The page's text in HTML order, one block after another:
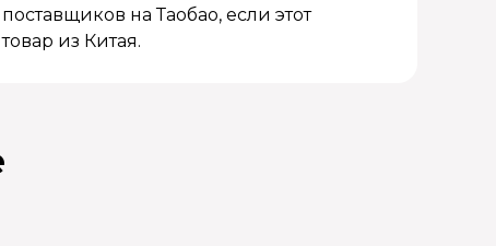
поставщиков на Таобао, если этот
товар из Китая.